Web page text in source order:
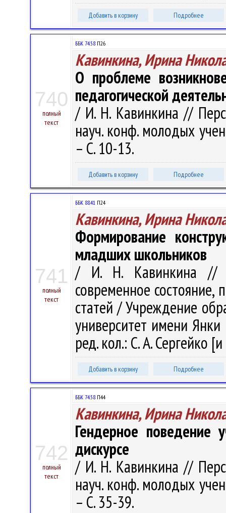
Добавить в корзину Подробнее
740
полный
текст
ББК 74.58 П26
Кавинкина, Ирина
О проблеме
педагогической
/ И. Н. Кавинкина //
науч. конф. молодых
– С. 10-13.
Добавить в корзину Подробнее
741
полный
текст
ББК 88.41 П24
Кавинкина, Ирина
Формирование
младших школьников
/ И. Н. Кавинкина //
современное состояние,
статей / Учреждение
университет имени
ред. кол.: С. А. Сергейко
Добавить в корзину Подробнее
742
полный
текст
ББК 74.58 П44
Кавинкина, Ирина
Гендерное поведение
дискурсе
/ И. Н. Кавинкина //
науч. конф. молодых
– С. 35-39.